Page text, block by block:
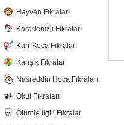
Hayvan Fıkraları
Karadenizli Fıkraları
Karı-Koca Fıkraları
Karışık Fıkralar
Nasreddin Hoca Fıkraları
Okul Fıkraları
Ölümle İlgili Fıkralar